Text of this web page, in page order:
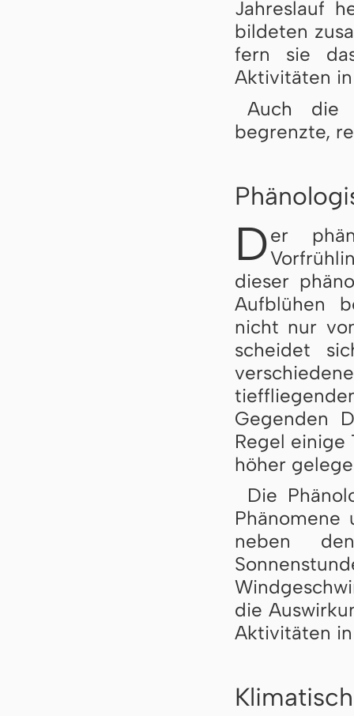
Jahreslauf
bildeten
fern sie
Aktivitäten
Auch die
begrenzte,
Der
dieser
Aufblühen
nicht nur
schei­det
Gegenden
Regel
höher
Die
neben
die
Aktivitäten